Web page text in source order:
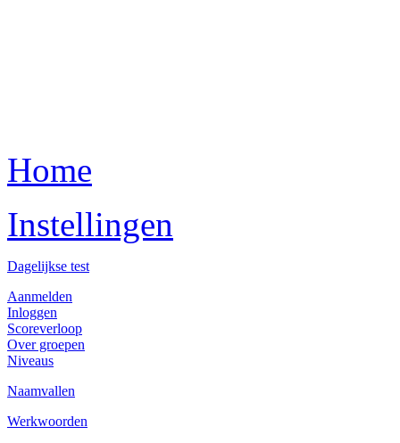
Home
Instellingen
Dagelijkse test
Aanmelden
Inloggen
Scoreverloop
Over groepen
Niveaus
Naamvallen
Werkwoorden